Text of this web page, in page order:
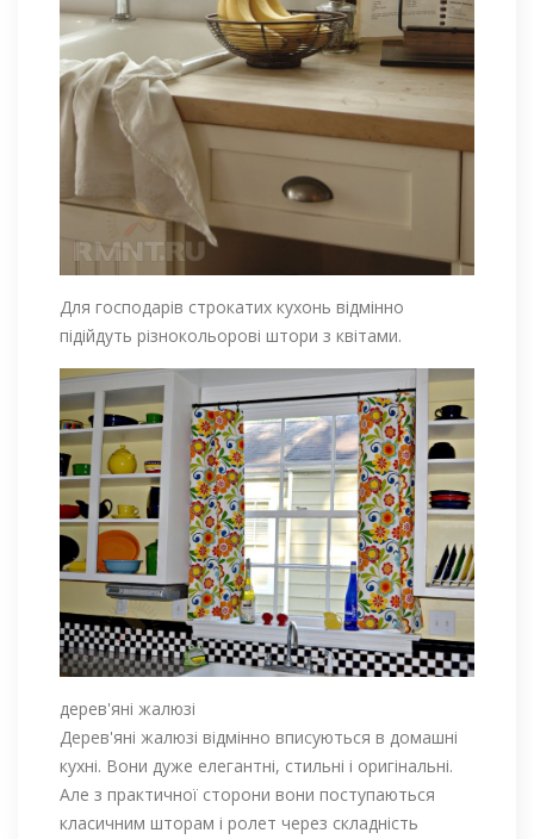
Для господарів строкатих кухонь відмінно
підійдуть різнокольорові штори з квітами.
дерев'яні жалюзі
Дерев'яні жалюзі відмінно вписуються в домашні
кухні. Вони дуже елегантні, стильні і оригінальні.
Але з практичної сторони вони поступаються
класичним шторам і ролет через складність